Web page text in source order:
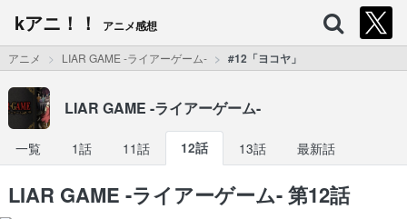
kアニ！！ アニメ感想
アニメ LIAR GAME -ライアーゲーム- #12「ヨコヤ」
LIAR GAME -ライアーゲーム-
一覧 1話 11話 12話 13話 最新話
LIAR GAME -ライアーゲーム- 第12話